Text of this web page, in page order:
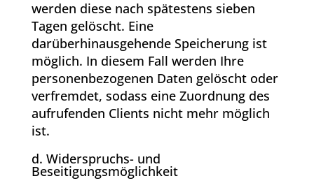
werden diese nach spätestens sieben
Tagen gelöscht. Eine
darüberhinausgehende Speicherung ist
möglich. In diesem Fall werden Ihre
personenbezogenen Daten gelöscht oder
verfremdet, sodass eine Zuordnung des
aufrufenden Clients nicht mehr möglich
ist.
d. Widerspruchs- und
Beseitigungsmöglichkeit